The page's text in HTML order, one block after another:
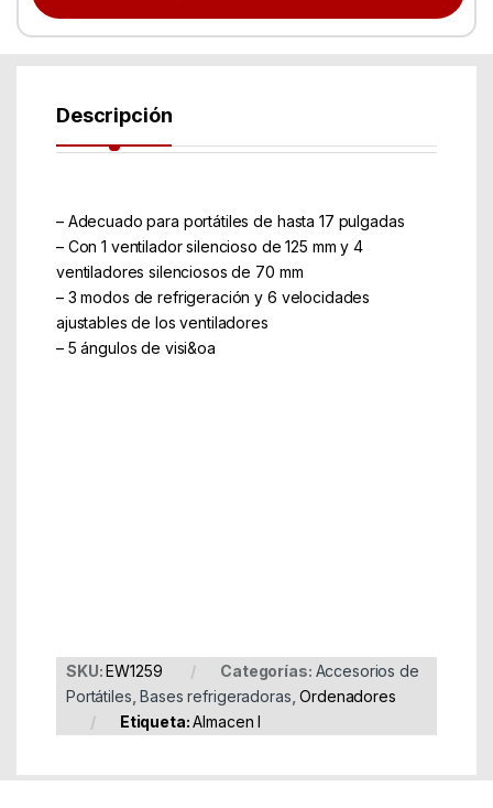
Descripción
– Adecuado para portátiles de hasta 17 pulgadas
– Con 1 ventilador silencioso de 125 mm y 4
ventiladores silenciosos de 70 mm
– 3 modos de refrigeración y 6 velocidades
ajustables de los ventiladores
– 5 ángulos de visi&oa
SKU:EW1259 Categorías: Accesorios de
Portátiles ,Bases refrigeradoras ,Ordenadores
Etiqueta:Almacen I